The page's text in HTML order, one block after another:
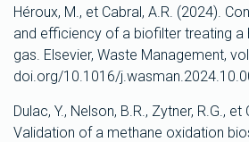
Héroux, M., et Cabral, A.R. (2024).
and efficiency of a biofilter treating a
gas. Elsevier, Waste Management,
doi.org/10.1016/
Dulac, Y., Nelson, B.R., Zytner, R.G.,
Validation of a methane oxidation